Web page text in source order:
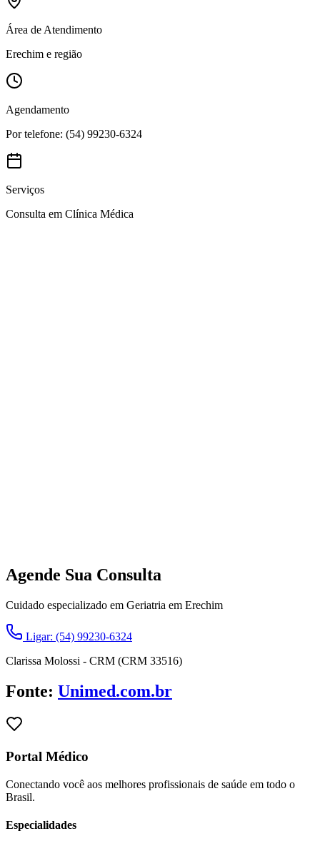
Área de Atendimento
Erechim e região
Agendamento
Por telefone: (54) 99230-6324
Serviços
Consulta em Clínica Médica
Agende Sua Consulta
Cuidado especializado em Geriatria em Erechim
Ligar: (54) 99230-6324
Clarissa Molossi - CRM (CRM 33516)
Fonte: Unimed.com.br
Portal Médico
Conectando você aos melhores profissionais de saúde em todo o
Brasil.
Especialidades